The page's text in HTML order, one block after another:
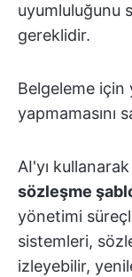
uyumluluğunu
gereklidir.
Belgeleme için
yapmamasını
AI'yı
sözleşme
yönetimi
sistemleri,
izleyebilir,